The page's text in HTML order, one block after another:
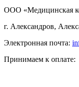
ООО «Медицинская
г. Александров,
Электронная почта:
Принимаем к оплате: